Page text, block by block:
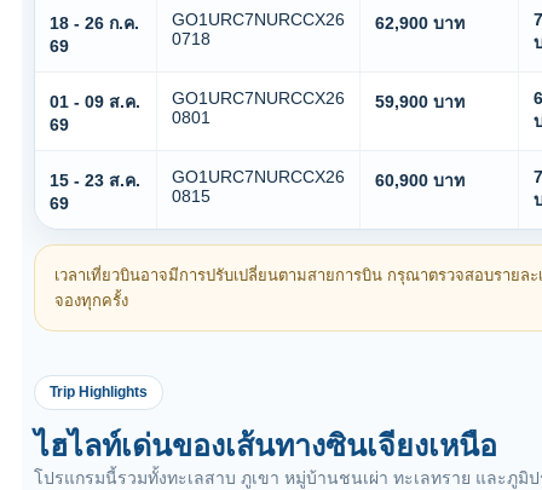
18 - 26 ก.ค.
69
GO1URC7NURCCX26
0718
62,900 บาท
01 - 09 ส.ค.
69
GO1URC7NURCCX26
0801
59,900 บาท
15 - 23 ส.ค.
69
GO1URC7NURCCX26
0815
60,900 บาท
เวลาเที่ยวบินอาจมีการปรับเปลี่ยนตามสายการบิน กรุณาตรวจสอบรายล
จองทุกครั้ง
Trip Highlights
ไฮไลท์เด่นของเส้นทางซินเจียงเหนือ
โปรแกรมนี้รวมทั้งทะเลสาบ ภูเขา หมู่บ้านชนเผ่า ทะเลทราย และภูมิ